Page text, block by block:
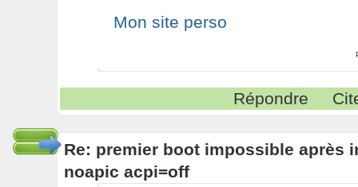
Mon site perso
Répondre
Re: premier boot impossible après
noapic acpi=off